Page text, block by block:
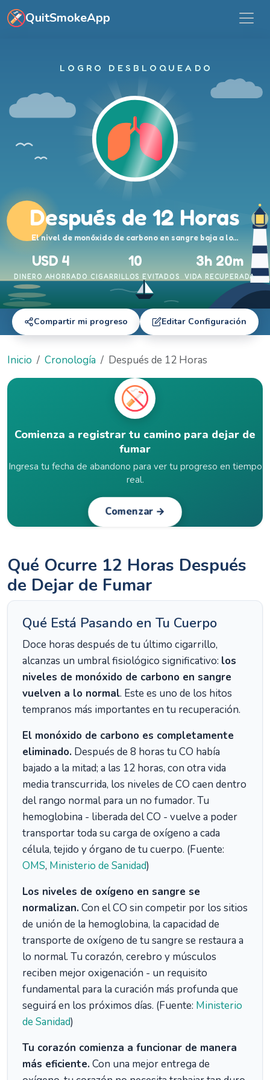
Ir al contenido principal
QuitSmokeApp
LOGRO DESBLOQUEADO
Después de 12 Horas
El nivel de monóxido de carbono en sangre baja a lo…
USD 4 10 3h 20m
DINERO AHORRADO CIGARRILLOS EVITADOS VIDA RECUPERADA
Compartir mi progreso Editar Configuración
Inicio Cronología Después de 12 Horas
Comienza a registrar tu camino para dejar de
fumar
Ingresa tu fecha de abandono para ver tu progreso en tiempo
real.
Comenzar →
Qué Ocurre 12 Horas Después
de Dejar de Fumar
Qué Está Pasando en Tu Cuerpo
Doce horas después de tu último cigarrillo,
alcanzas un umbral fisiológico significativo: los
niveles de monóxido de carbono en sangre
vuelven a lo normal. Este es uno de los hitos
tempranos más importantes en tu recuperación.
El monóxido de carbono es completamente
eliminado. Después de 8 horas tu CO había
bajado a la mitad; a las 12 horas, con otra vida
media transcurrida, los niveles de CO caen dentro
del rango normal para un no fumador. Tu
hemoglobina - liberada del CO - vuelve a poder
transportar toda su carga de oxígeno a cada
célula, tejido y órgano de tu cuerpo. (Fuente:
OMS, Ministerio de Sanidad)
Los niveles de oxígeno en sangre se
normalizan.Con el CO sin competir por los sitios
de unión de la hemoglobina, la capacidad de
transporte de oxígeno de tu sangre se restaura a
lo normal. Tu corazón, cerebro y músculos
reciben mejor oxigenación - un requisito
fundamental para la curación más profunda que
seguirá en los próximos días. (Fuente: Ministerio
de Sanidad)
Tu corazón comienza a funcionar de manera
más eficiente.Con una mejor entrega de